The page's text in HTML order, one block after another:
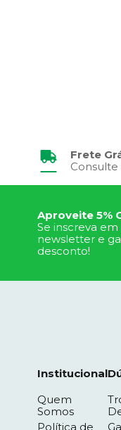
Frete
Aproveite 5%
Se inscreva em
newsletter e
desconto!
Institucional
Quem
Somos
Política de